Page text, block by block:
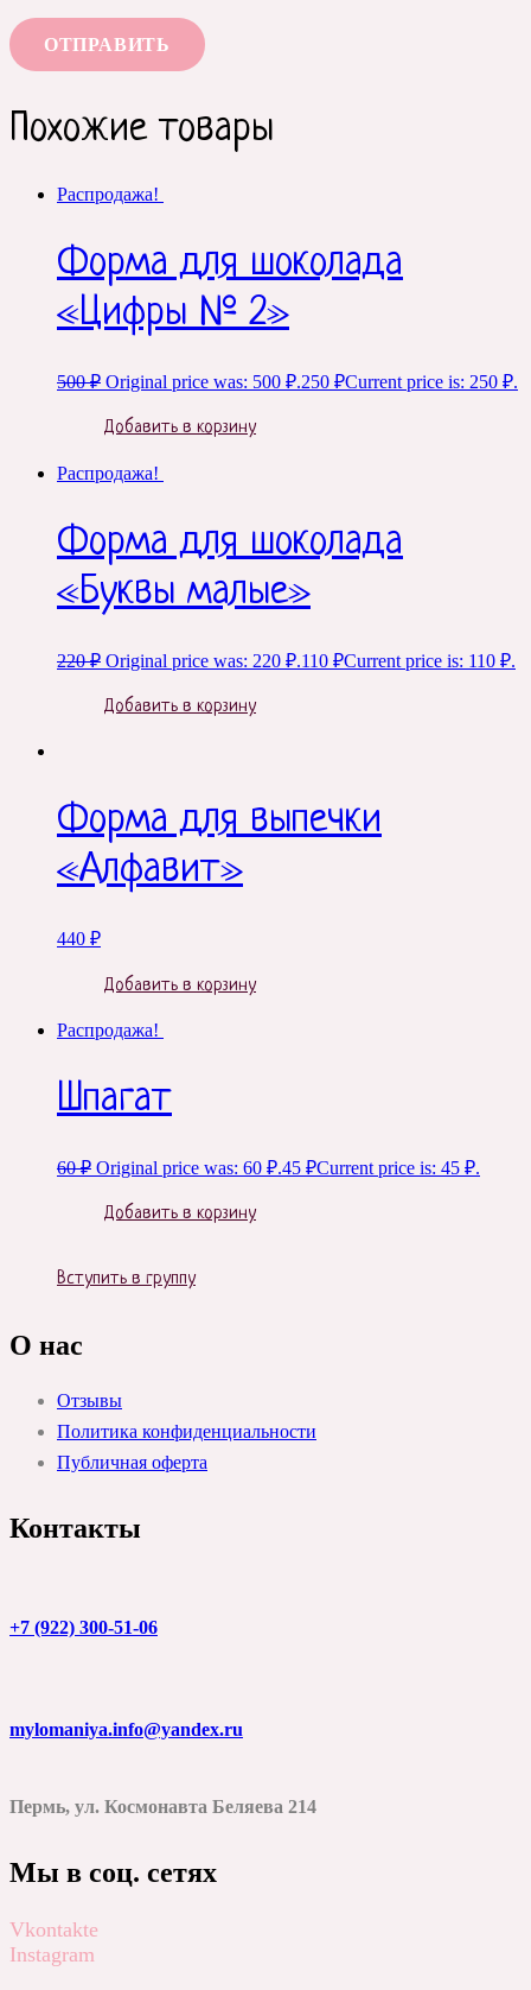
Похожие товары
Распродажа!
Форма для шоколада
«Цифры № 2»
500₽ Original price was: 500 ₽.250 ₽Current price is: 250 ₽.
Добавить в корзину
Распродажа!
Форма для шоколада
«Буквы малые»
220₽ Original price was: 220 ₽.110 ₽Current price is: 110 ₽.
Добавить в корзину
Форма для выпечки
«Алфавит»
440 ₽
Добавить в корзину
Распродажа!
Шпагат
60₽ Original price was: 60 ₽.45 ₽Current price is: 45 ₽.
Добавить в корзину
Вступить в группу
О нас
Отзывы
Политика конфиденциальности
Публичная оферта
Контакты
+7 (922) 300-51-06
mylomaniya.info@yandex.ru
Пермь, ул. Космонавта Беляева 214
Мы в соц. сетях
Vkontakte
Instagram